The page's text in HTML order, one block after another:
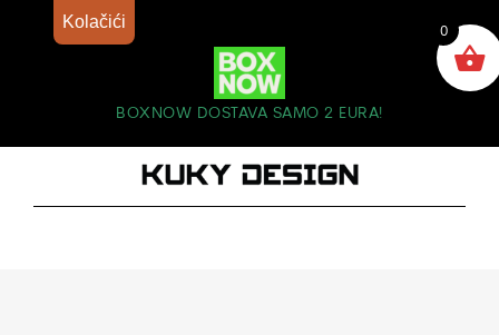
BOXNOW DOSTAVA SAMO 2 EURA!
0
Kolačići